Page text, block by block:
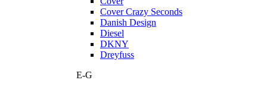
Cover Crazy Seconds
Danish Design
Diesel
DKNY
Dreyfuss
E-G